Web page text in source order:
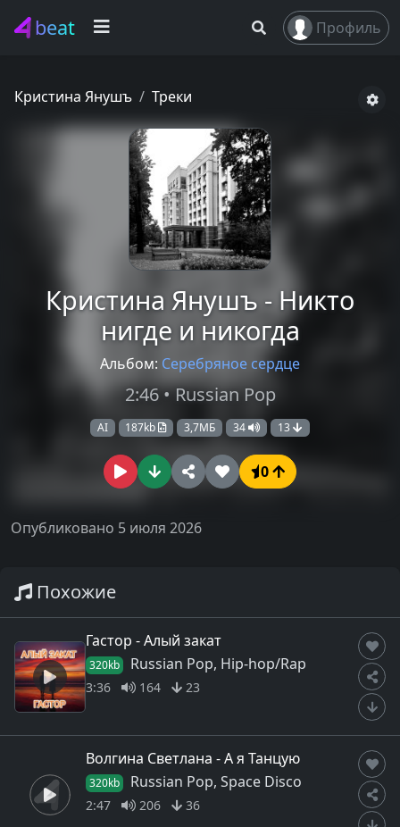
beat Профиль
Кристина Янушъ Треки
Кристина Янушъ - Никто
нигде и никогда
Альбом: Серебряное сердце
2:46 • Russian Pop
AI 187kb 3,7МБ 34 13
0
Опубликовано 5 июля 2026
Похожие
Гастор - Алый закат
320kb Russian Pop, Hip-hop/Rap
3:36 164 23
Волгина Светлана - А я Танцую
320kb Russian Pop, Space Disco
2:47 206 36